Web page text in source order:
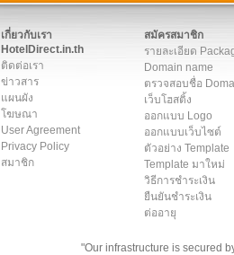
เกี่ยวกับเรา
HotelDirect.in.th
ติดต่อเรา
ข่าวสาร
แผนผัง
โฆษณา
User Agreement
Privacy Policy
สมาชิก
สมัครสมาชิก
รายละเอียด
Domain name
ตรวจสอบชื่อ
เว็บโฮสติ้ง
ออกแบบ Logo
ออกแบบเว็บไซต์
ตัวอย่าง Template
Template มาใหม่
วิธีการชำระเงิน
ยืนยันชำระเงิน
ต่ออายุ
"Our infrastructure is secured